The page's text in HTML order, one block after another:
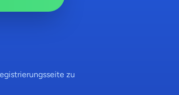
zu